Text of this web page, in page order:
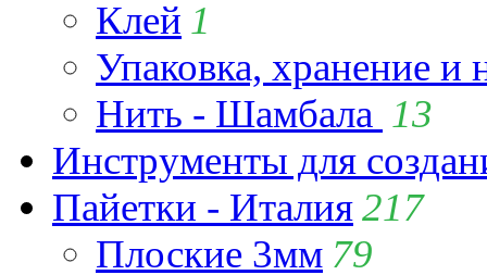
Клей 1
Упаковка, хранение и
Нить - Шамбала 13
Инструменты для
Пайетки - Италия217
Плоские 3мм 79